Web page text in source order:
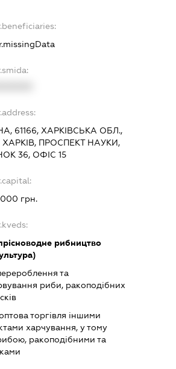
61166, ХАРКІВСЬКА ОБЛ.,
ХАРКІВ, ПРОСПЕКТ НАУКИ,
36, ОФІС 15
грн.
рибництво
та
риби, ракоподібних
торгівля іншими
харчування, у тому
ракоподібними та